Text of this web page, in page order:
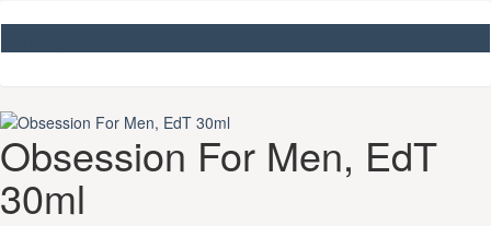
Obsession For Men, EdT
30ml